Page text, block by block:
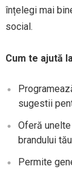
înțelegi mai
social.
Cum te ajută
sugestii
Oferă
brandului
Permite